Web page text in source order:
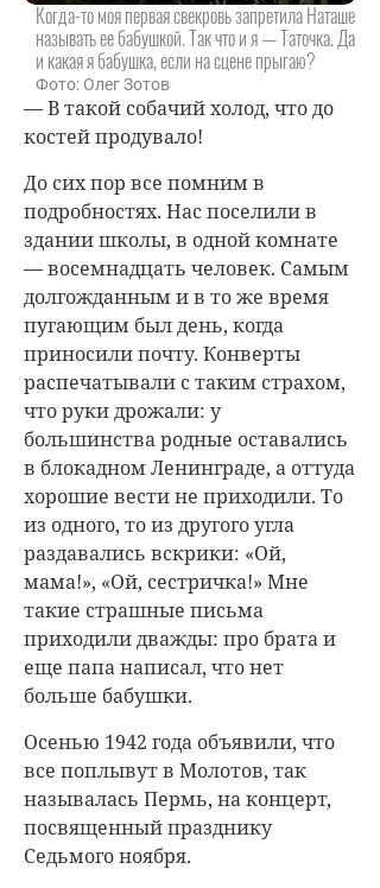
Когда-то моя первая свекровь запретила Наташе
называть ее бабушкой. Так что и я — Таточка. Да
и какая я бабушка, если на сцене прыгаю?
Фото: Олег Зотов
— В такой собачий холод, что до
костей продувало!
До сих пор все помним в
подробностях. Нас поселили в
здании школы, в одной комнате
— восемнадцать человек. Самым
долгожданным и в то же время
пугающим был день, когда
приносили почту. Конверты
распечатывали с таким страхом,
что руки дрожали: у
большинства родные оставались
в блокадном Ленинграде, а оттуда
хорошие вести не приходили. То
из одного, то из другого угла
раздавались вскрики: «Ой,
мама!», «Ой, сестричка!» Мне
такие страшные письма
приходили дважды: про брата и
еще папа написал, что нет
больше бабушки.
Осенью 1942 года объявили, что
все поплывут в Молотов, так
называлась Пермь, на концерт,
посвященный празднику
Седьмого ноября.